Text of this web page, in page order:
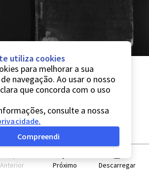
Anterior Próximo Descarregar
utiliza cookies
para melhorar a sua
navegação. Ao usar o nosso
que concorda com o uso
consulte a nossa
.
Compreendi